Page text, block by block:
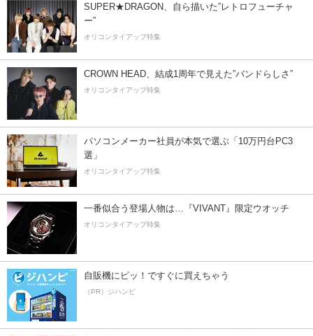
SUPER★DRAGON、自ら描いた”レトロフューチャ
ー”
オリコンタイアップ特集
CROWN HEAD、結成1周年で見えた”バンドらしさ”
オリコンタイアップ特集
パソコンメーカー社員が本気で選ぶ「10万円台PC3
選」
オリコンタイアップ特集
一番似合う登場人物は…『VIVANT』限定ウオッチ
オリコンタイアップ特集
自販機にピッ！ですぐに買えちゃう
（PR）ジハンピ